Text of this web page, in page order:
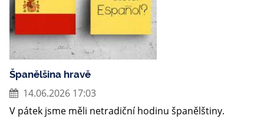
Španělšina hravě
14.06.2026 17:03
V pátek jsme měli netradiční hodinu španělštiny.